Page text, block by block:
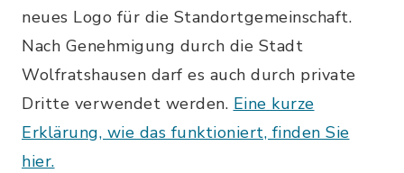
neues Logo für die Standortgemeinschaft.
Nach Genehmigung durch die Stadt
Wolfratshausen darf es auch durch private
Dritte verwendet werden. Eine kurze
Erklärung, wie das funktioniert, finden Sie
hier.